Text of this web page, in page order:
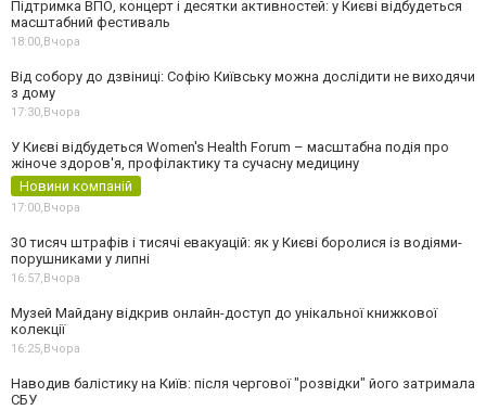
Підтримка ВПО, концерт і десятки активностей: у Києві відбудеться
масштабний фестиваль
18:00, Вчора
Від собору до дзвіниці: Софію Київську можна дослідити не виходячи
з дому
17:30, Вчора
У Києві відбудеться Women's Health Forum – масштабна подія про
жіноче здоров'я, профілактику та сучасну медицину
Новини компаній
17:00, Вчора
30 тисяч штрафів і тисячі евакуацій: як у Києві боролися із водіями-
порушниками у липні
16:57, Вчора
Музей Майдану відкрив онлайн-доступ до унікальної книжкової
колекції
16:25, Вчора
Наводив балістику на Київ: після чергової "розвідки" його затримала
СБУ